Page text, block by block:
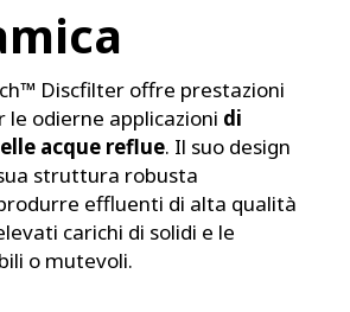
Discfilter offre prestazioni
odierne applicazioni di
acque reflue. Il suo design
struttura robusta
effluenti di alta qualità
carichi di solidi e le
o mutevoli.